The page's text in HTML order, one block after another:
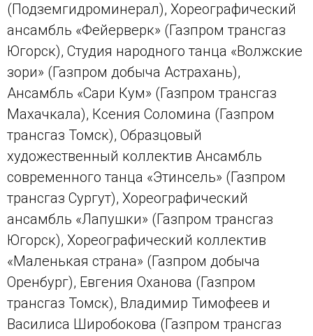
(Подземгидроминерал), Хореографический
ансамбль «Фейерверк» (Газпром трансгаз
Югорск), Студия народного танца «Волжские
зори» (Газпром добыча Астрахань),
Ансамбль «Сари Кум» (Газпром трансгаз
Махачкала), Ксения Соломина (Газпром
трансгаз Томск), Образцовый
художественный коллектив Ансамбль
современного танца «Этинсель» (Газпром
трансгаз Сургут), Хореографический
ансамбль «Лапушки» (Газпром трансгаз
Югорск), Хореографический коллектив
«Маленькая страна» (Газпром добыча
Оренбург), Евгения Оханова (Газпром
трансгаз Томск), Владимир Тимофеев и
Василиса Широбокова (Газпром трансгаз